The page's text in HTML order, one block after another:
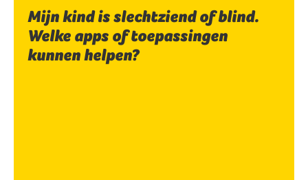
Mijn kind is slechtziend of blind.
Welke apps of toepassingen
kunnen helpen?